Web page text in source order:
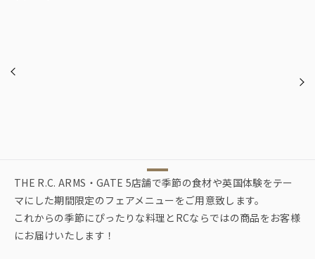
THE R.C. ARMS・GATE 5店舗で季節の食材や英国体験をテー
マにした期間限定のフェアメニューをご用意致します。
これからの季節にぴったりな料理とRCならではの商品をお客様
にお届けいたします！